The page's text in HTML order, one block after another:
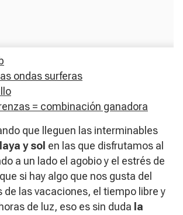
ondas surferas
= combinación ganadora
que lleguen las interminables
y sol en las que disfrutamos al
a un lado el agobio y el estrés de
si hay algo que nos gusta del
de las vacaciones, el tiempo libre y
de luz, eso es sin duda la